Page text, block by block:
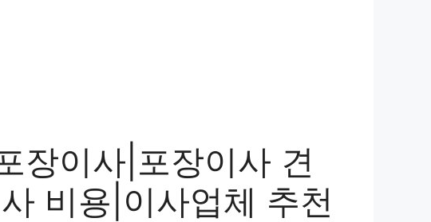
장이사|포장이사 견
비용|이사업체 추천